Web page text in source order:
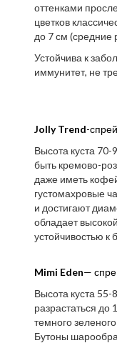
оттенками
цветков
до 7 см (средние
Устойчива к
иммунитет, не
Jolly Trend-
Высота куста
быть кремово-
даже иметь
густомахровые
и достигают
обладает
устойчивостью к
Mimi Eden—
Высота куста
разрастаться до
темного
Бутоны